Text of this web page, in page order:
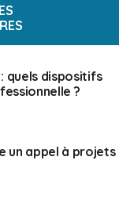
quels dispositifs
?
un appel à projets